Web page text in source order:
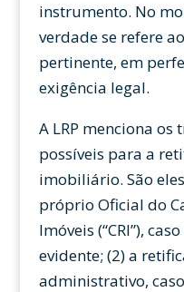
instrumento. No
verdade se refere
pertinente, em
exigência legal.
A LRP menciona
possíveis para a
imobiliário. São
próprio Oficial do
Imóveis (“CRI”),
evidente; (2) a
administrativo,